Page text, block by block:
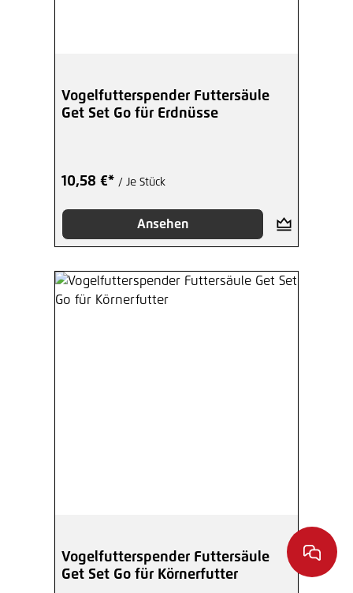
Vogelfutterspender Futtersäule
Get Set Go für Erdnüsse
10,58 €* / Je Stück
Ansehen
Vogelfutterspender Futtersäule
Get Set Go für Körnerfutter